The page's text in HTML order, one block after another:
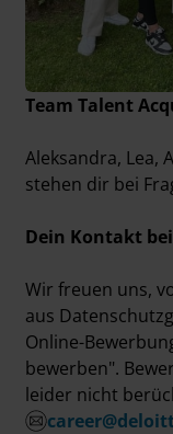
Team Talent
Aleksandra, Lea,
stehen dir bei
Dein Kontakt
Wir freuen uns,
aus
Online-
bewerben".
leider nicht